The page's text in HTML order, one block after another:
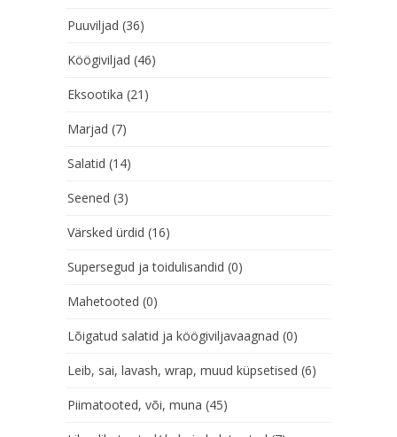
Puuviljad (36)
Köögiviljad (46)
Eksootika (21)
Marjad (7)
Salatid (14)
Seened (3)
Värsked ürdid (16)
Supersegud ja toidulisandid (0)
Mahetooted (0)
Lõigatud salatid ja köögiviljavaagnad (0)
Leib, sai, lavash, wrap, muud küpsetised (6)
Piimatooted, või, muna (45)